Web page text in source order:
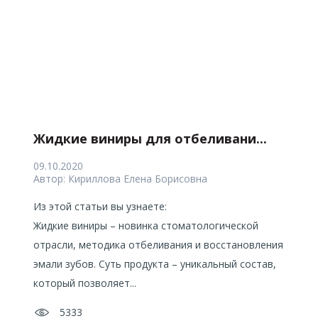
Жидкие виниры для отбеливани...
09.10.2020
Автор: Кириллова Елена Борисовна
Из этой статьи вы узнаете:
Жидкие виниры – новинка стоматологической
отрасли, методика отбеливания и восстановления
эмали зубов. Суть продукта – уникальный состав,
который позволяет...
5333